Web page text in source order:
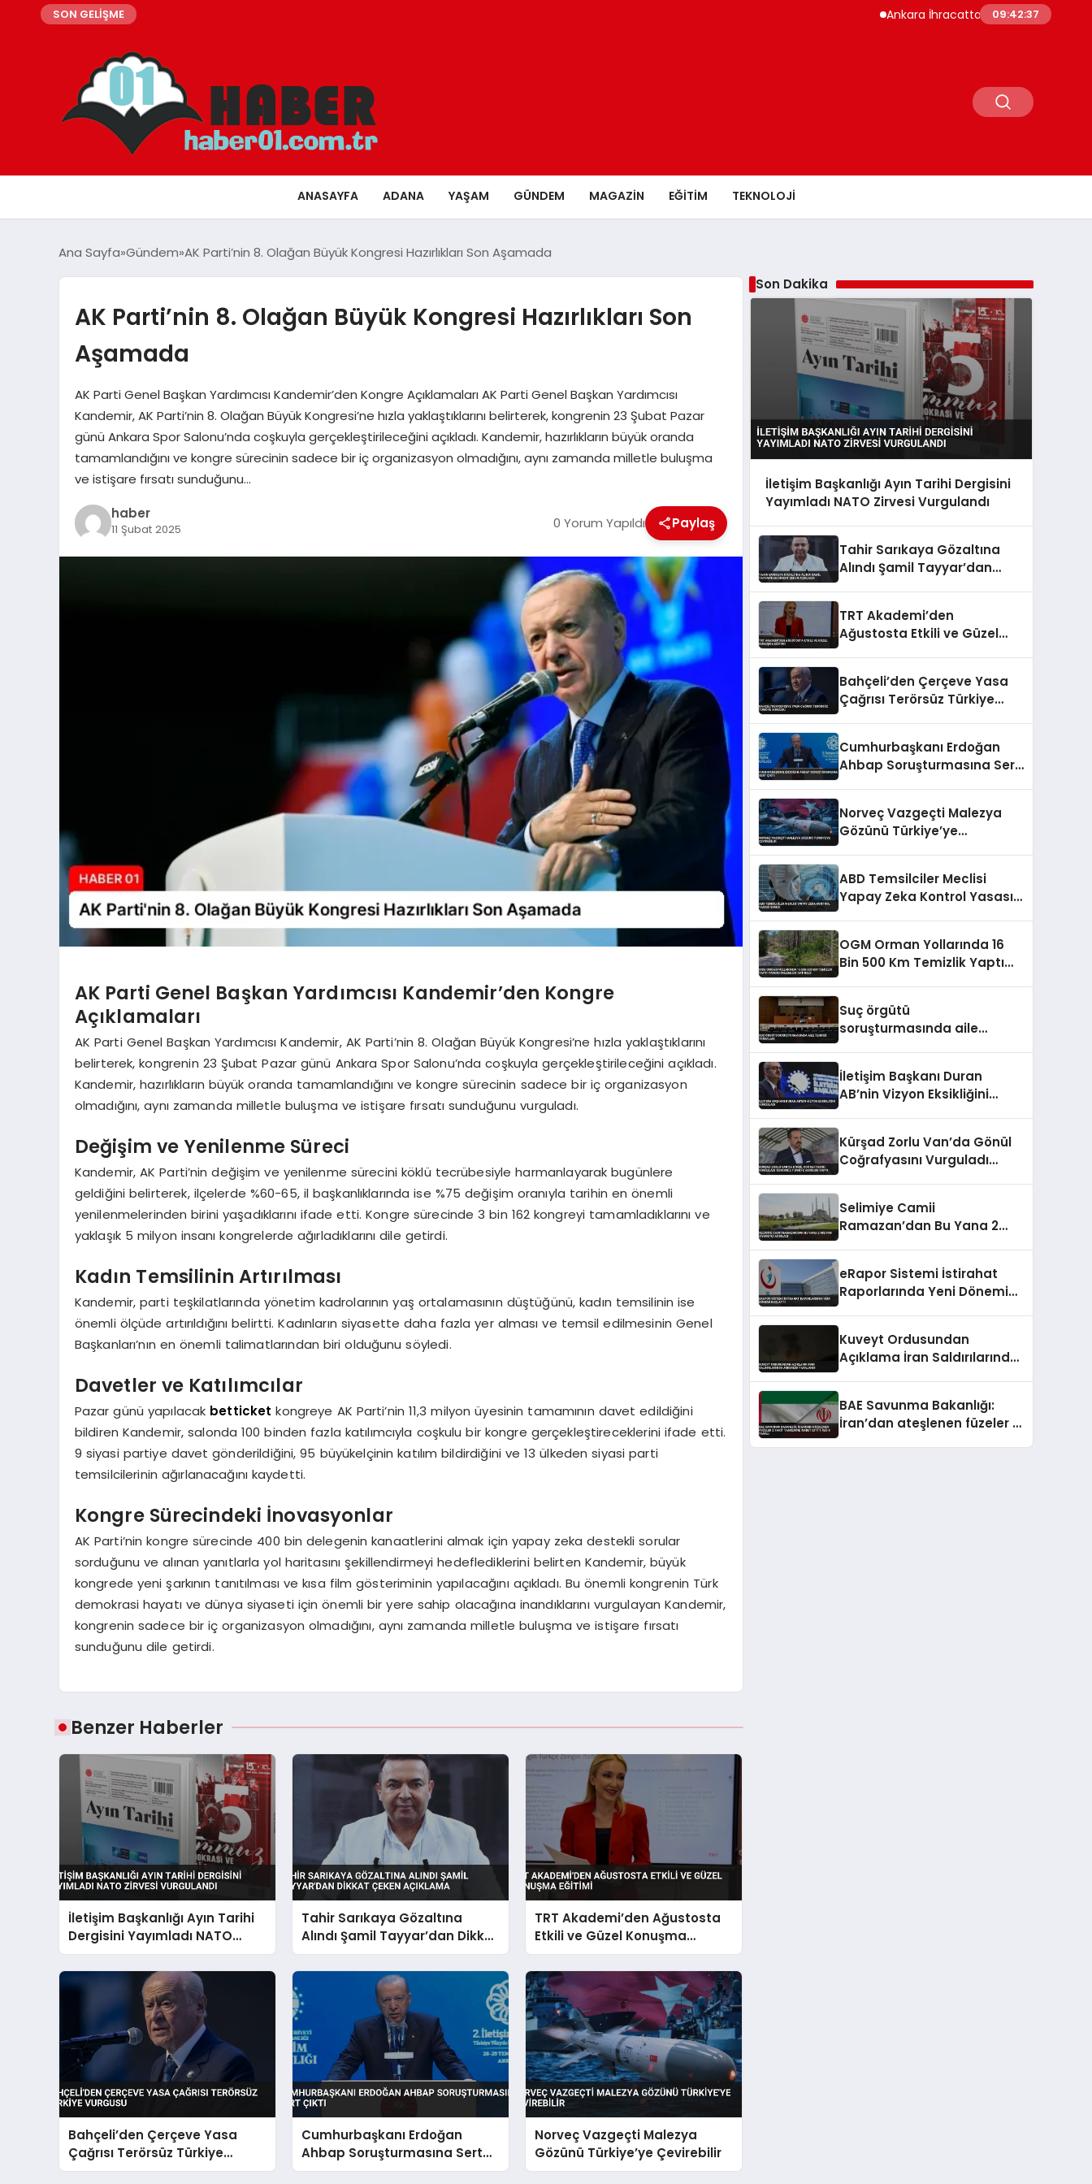
SON GELİŞME Ankara İhracatta Rekor Kırdı Yedi Ayda
09:42:38
ANASAYFA ADANA YAŞAM GÜNDEM MAGAZIN EĞITIM TEKNOLOJI
Ana Sayfa Gündem AK Parti’nin 8. Olağan Büyük Kongresi Hazırlıkları Son Aşamada
AK Parti’nin 8. Olağan Büyük Kongresi Hazırlıkları Son
Aşamada
AK Parti Genel Başkan Yardımcısı Kandemir’den Kongre Açıklamaları AK Parti Genel Başkan Yardımcısı
Kandemir, AK Parti’nin 8. Olağan Büyük Kongresi’ne hızla yaklaştıklarını belirterek, kongrenin 23 Şubat Pazar
günü Ankara Spor Salonu’nda coşkuyla gerçekleştirileceğini açıkladı. Kandemir, hazırlıkların büyük oranda
tamamlandığını ve kongre sürecinin sadece bir iç organizasyon olmadığını, aynı zamanda milletle buluşma
ve istişare fırsatı sunduğunu…
haber
11 Şubat 2025 0 Yorum Yapıldı Paylaş
AK Parti Genel Başkan Yardımcısı Kandemir’den Kongre
Açıklamaları
AK Parti Genel Başkan Yardımcısı Kandemir, AK Parti’nin 8. Olağan Büyük Kongresi’ne hızla yaklaştıklarını
belirterek, kongrenin 23 Şubat Pazar günü Ankara Spor Salonu’nda coşkuyla gerçekleştirileceğini açıkladı.
Kandemir, hazırlıkların büyük oranda tamamlandığını ve kongre sürecinin sadece bir iç organizasyon
olmadığını, aynı zamanda milletle buluşma ve istişare fırsatı sunduğunu vurguladı.
Değişim ve Yenilenme Süreci
Kandemir, AK Parti’nin değişim ve yenilenme sürecini köklü tecrübesiyle harmanlayarak bugünlere
geldiğini belirterek, ilçelerde %60-65, il başkanlıklarında ise %75 değişim oranıyla tarihin en önemli
yenilenmelerinden birini yaşadıklarını ifade etti. Kongre sürecinde 3 bin 162 kongreyi tamamladıklarını ve
yaklaşık 5 milyon insanı kongrelerde ağırladıklarını dile getirdi.
Kadın Temsilinin Artırılması
Kandemir, parti teşkilatlarında yönetim kadrolarının yaş ortalamasının düştüğünü, kadın temsilinin ise
önemli ölçüde artırıldığını belirtti. Kadınların siyasette daha fazla yer alması ve temsil edilmesinin Genel
Başkanları’nın en önemli talimatlarından biri olduğunu söyledi.
Davetler ve Katılımcılar
Pazar günü yapılacak betticket kongreye AK Parti’nin 11,3 milyon üyesinin tamamının davet edildiğini
bildiren Kandemir, salonda 100 binden fazla katılımcıyla coşkulu bir kongre gerçekleştireceklerini ifade etti.
9 siyasi partiye davet gönderildiğini, 95 büyükelçinin katılım bildirdiğini ve 13 ülkeden siyasi parti
temsilcilerinin ağırlanacağını kaydetti.
Kongre Sürecindeki İnovasyonlar
AK Parti’nin kongre sürecinde 400 bin delegenin kanaatlerini almak için yapay zeka destekli sorular
sorduğunu ve alınan yanıtlarla yol haritasını şekillendirmeyi hedeflediklerini belirten Kandemir, büyük
kongrede yeni şarkının tanıtılması ve kısa film gösteriminin yapılacağını açıkladı. Bu önemli kongrenin Türk
demokrasi hayatı ve dünya siyaseti için önemli bir yere sahip olacağına inandıklarını vurgulayan Kandemir,
kongrenin sadece bir iç organizasyon olmadığını, aynı zamanda milletle buluşma ve istişare fırsatı
sunduğunu dile getirdi.
Benzer Haberler
İletişim Başkanlığı Ayın Tarihi
Dergisini Yayımladı NATO
Zirvesi Vurgulandı
Tahir Sarıkaya Gözaltına
Alındı Şamil Tayyar’dan Dikkat
Çeken Açıklama
TRT Akademi’den Ağustosta
Etkili ve Güzel Konuşma
Eğitimi
Bahçeli’den Çerçeve Yasa
Çağrısı Terörsüz Türkiye
Vurgusu
Cumhurbaşkanı Erdoğan
Ahbap Soruşturmasına Sert
Çıktı
Norveç Vazgeçti Malezya
Gözünü Türkiye’ye Çevirebilir
Son Dakika
İletişim Başkanlığı Ayın Tarihi Dergisini
Yayımladı NATO Zirvesi Vurgulandı
Tahir Sarıkaya Gözaltına
Alındı Şamil Tayyar’dan
TRT Akademi’den
Ağustosta Etkili ve Güzel
Bahçeli’den Çerçeve Yasa
Çağrısı Terörsüz Türkiye
Cumhurbaşkanı Erdoğan
Ahbap Soruşturmasına Sert
Norveç Vazgeçti Malezya
Gözünü Türkiye’ye
ABD Temsilciler Meclisi
Yapay Zeka Kontrol Yasası
OGM Orman Yollarında 16
Bin 500 Km Temizlik Yaptı
Suç örgütü
soruşturmasında aile
İletişim Başkanı Duran
AB’nin Vizyon Eksikliğini
Kürşad Zorlu Van’da Gönül
Coğrafyasını Vurguladı
Selimiye Camii
Ramazan’dan Bu Yana 2
eRapor Sistemi İstirahat
Raporlarında Yeni Dönemi
Kuveyt Ordusundan
Açıklama İran Saldırılarında
BAE Savunma Bakanlığı:
İran’dan ateşlenen füzeler 2